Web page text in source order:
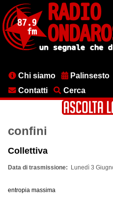
contenuto
principale
MenuChi siamo Palinsesto
Contatti
Cerca
confini
Collettiva
Data di trasmissione Lunedì 3
entropia massima